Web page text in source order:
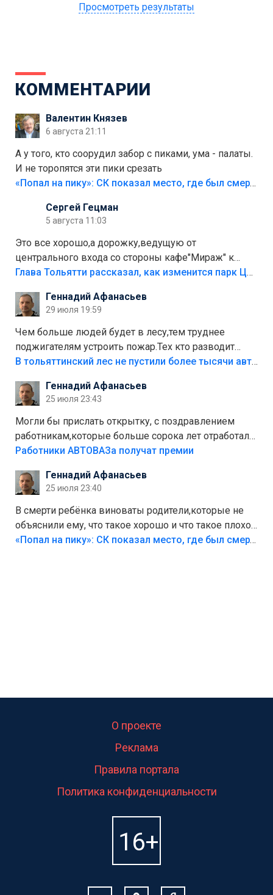
Просмотреть результаты
КОММЕНТАРИИ
Валентин Князев
6 августа 21:11
А у того, кто соорудил забор с пиками, ума - палаты.
И не торопятся эти пики срезать
«Попал на пику»: СК показал место, где был смертельно травмирован ребенок в Тольятти
Сергей Гецман
5 августа 11:03
Это все хорошо,а дорожку,ведущую от
центрального входа со стороны кафе"Мираж" к
аттракционам слабо доделать?А то бордюры
лежала в парке и испортилась.Да еще,видимо,часть
украли.
Глава Тольятти рассказал, как изменится парк Центрального района
Геннадий Афанасьев
29 июля 19:59
Чем больше людей будет в лесу,тем труднее
поджигателям устроить пожар.Тех кто разводит
костры,тех надо безбожно штрафовать.Камер полно
Штрафы мизерные.
В тольяттинский лес не пустили более тысячи автомобилей
Геннадий Афанасьев
25 июля 23:43
Могли бы прислать открытку, с поздравлением
работникам,которые больше сорока лет отработали
на предприятии.
Работники АВТОВАЗа получат премии
Геннадий Афанасьев
25 июля 23:40
В смерти ребёнка виноваты родители,которые не
объяснили ему, что такое хорошо и что такое плохо!
Лезть через такой забор,верх безумия,есть же
«Попал на пику»: СК показал место, где был смертельно травмирован ребенок в Тольятти
О проекте
Реклама
Правила портала
Политика конфиденциальности